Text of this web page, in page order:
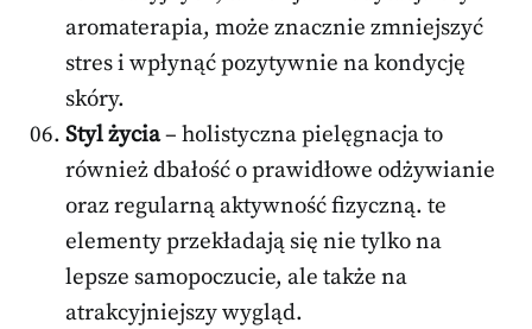
aromaterapia, może znacznie zmniejszyć
stres i wpłynąć pozytywnie na kondycję
skóry.
Styl życia– holistyczna pielęgnacja to
również dbałość o prawidłowe odżywianie
oraz regularną aktywność fizyczną. te
elementy przekładają się nie tylko na
lepsze samopoczucie, ale także na
atrakcyjniejszy wygląd.